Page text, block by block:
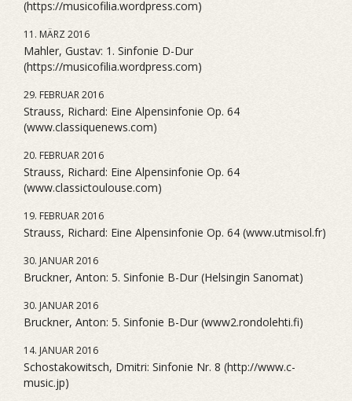
(https://musicofilia.wordpress.com)
11. MÄRZ 2016
Mahler, Gustav: 1. Sinfonie D-Dur
(https://musicofilia.wordpress.com)
29. FEBRUAR 2016
Strauss, Richard: Eine Alpensinfonie Op. 64
(www.classiquenews.com)
20. FEBRUAR 2016
Strauss, Richard: Eine Alpensinfonie Op. 64
(www.classictoulouse.com)
19. FEBRUAR 2016
Strauss, Richard: Eine Alpensinfonie Op. 64 (www.utmisol.fr)
30. JANUAR 2016
Bruckner, Anton: 5. Sinfonie B-Dur (Helsingin Sanomat)
30. JANUAR 2016
Bruckner, Anton: 5. Sinfonie B-Dur (www2.rondolehti.fi)
14. JANUAR 2016
Schostakowitsch, Dmitri: Sinfonie Nr. 8 (http://www.c-
music.jp)